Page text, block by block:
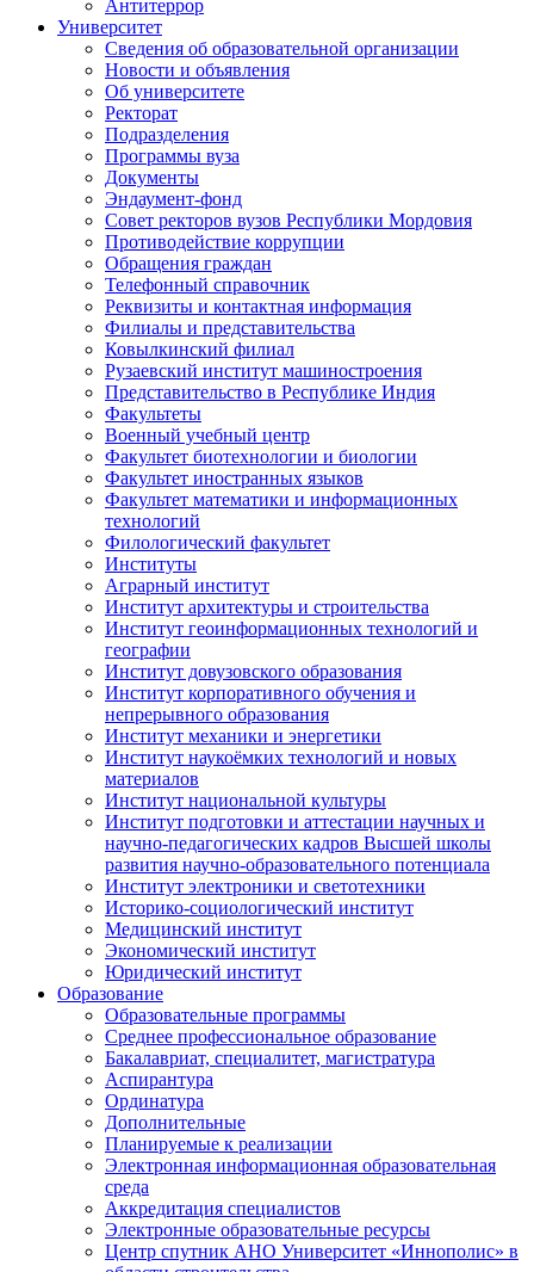
Антитеррор
Университет
Сведения об образовательной организации
Новости и объявления
Об университете
Ректорат
Подразделения
Программы вуза
Документы
Эндаумент-фонд
Совет ректоров вузов Республики Мордовия
Противодействие коррупции
Обращения граждан
Телефонный справочник
Реквизиты и контактная информация
Филиалы и представительства
Ковылкинский филиал
Рузаевский институт машиностроения
Представительство в Республике Индия
Факультеты
Военный учебный центр
Факультет биотехнологии и биологии
Факультет иностранных языков
Факультет математики и информационных
технологий
Филологический факультет
Институты
Аграрный институт
Институт архитектуры и строительства
Институт геоинформационных технологий и
географии
Институт довузовского образования
Институт корпоративного обучения и
непрерывного образования
Институт механики и энергетики
Институт наукоёмких технологий и новых
материалов
Институт национальной культуры
Институт подготовки и аттестации научных и
научно-педагогических кадров Высшей школы
развития научно-образовательного потенциала
Институт электроники и светотехники
Историко-социологический институт
Медицинский институт
Экономический институт
Юридический институт
Образование
Образовательные программы
Среднее профессиональное образование
Бакалавриат, специалитет, магистратура
Аспирантура
Ординатура
Дополнительные
Планируемые к реализации
Электронная информационная образовательная
среда
Аккредитация специалистов
Электронные образовательные ресурсы
Центр спутник АНО Университет «Иннополис» в